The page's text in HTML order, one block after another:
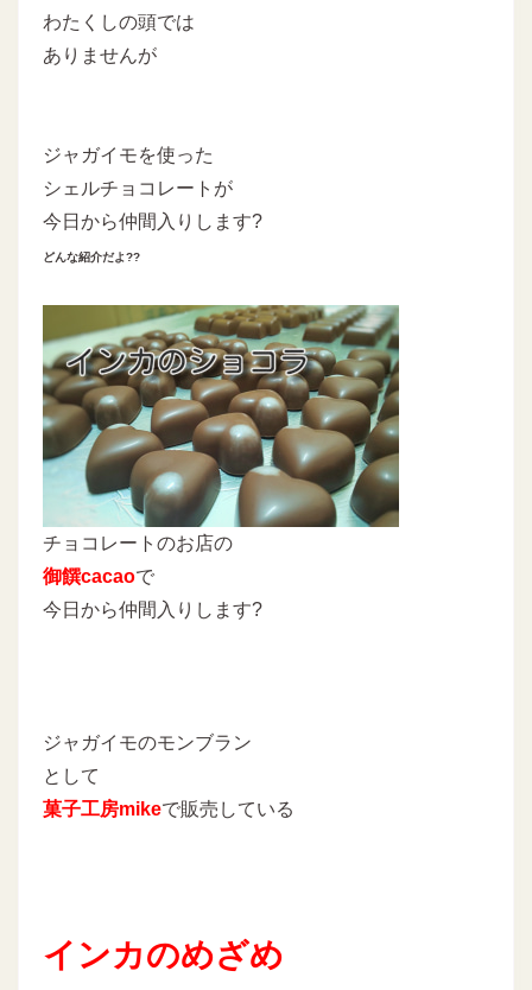
わたくしの頭では
ありませんが
ジャガイモを使った
シェルチョコレートが
今日から仲間入りします?
どんな紹介だよ??
チョコレートのお店の
御饌cacaoで
今日から仲間入りします?
ジャガイモのモンブラン
として
菓子工房mikeで販売している
インカのめざめ